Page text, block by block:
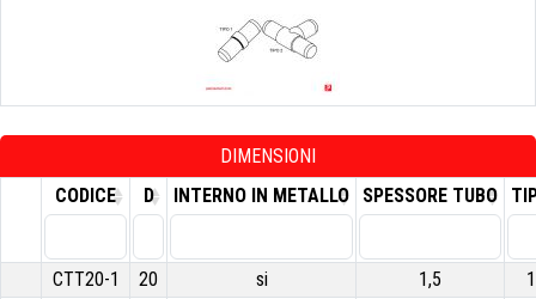
DIMENSIONI
CODICE
D INTERNO IN METALLO SPESSORE TUBO
CTT20-1 20 si 1,5
1